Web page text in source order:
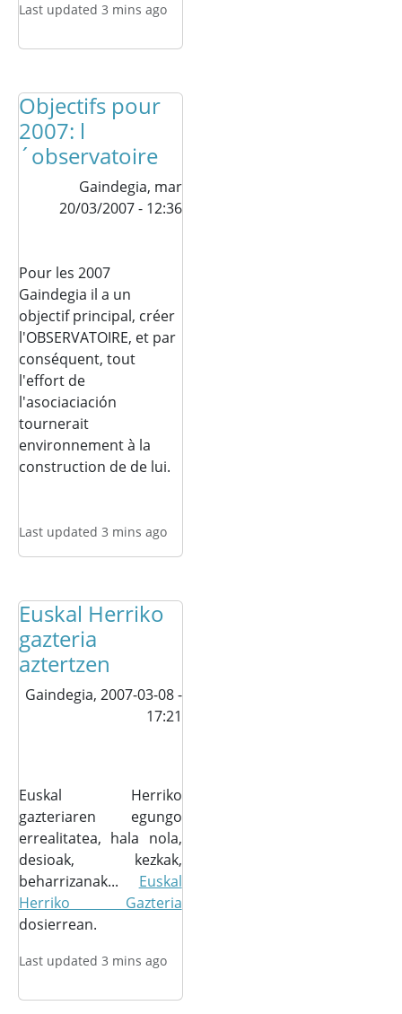
Last updated 3 mins ago
Objectifs pour
2007: l
´observatoire
Gaindegia, mar
20/03/2007 - 12:36
Pour les 2007
Gaindegia il a un
objectif principal, créer
l'OBSERVATOIRE, et par
conséquent, tout
l'effort de
l'asociaciación
tournerait
environnement à la
construction de de lui.
Last updated 3 mins ago
Euskal Herriko
gazteria
aztertzen
Gaindegia, 2007-03-08 -
17:21
Euskal Herriko
gazteriaren egungo
errealitatea, hala nola,
desioak, kezkak,
beharrizanak... Euskal
Herriko Gazteria
dosierrean.
Last updated 3 mins ago